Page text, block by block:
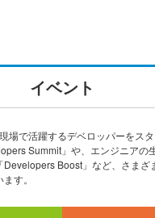
イベント
場で活躍するデベロッパーをス
Summit」や、エンジニアの
Developers Boost」など、さまざ
す。